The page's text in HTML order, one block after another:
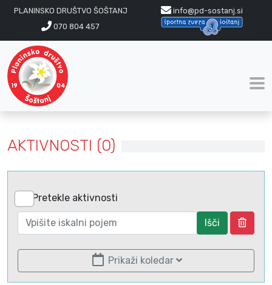
PLANINSKO DRUŠTVO ŠOŠTANJ
info@pd-sostanj.si
070 804 457
AKTIVNOSTI (0)
Pretekle aktivnosti
Išči
Prikaži koledar